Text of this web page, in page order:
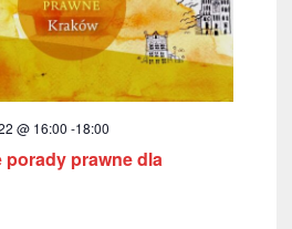
@ 16:00 -18:00
porady prawne dla